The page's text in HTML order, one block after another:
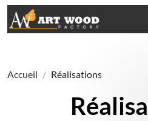
Accueil Réalisations